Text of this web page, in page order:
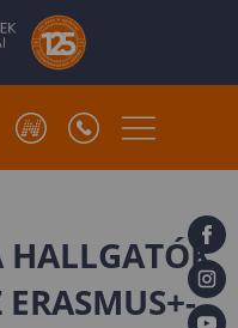
HALLGATÓK
ERASMUS+-